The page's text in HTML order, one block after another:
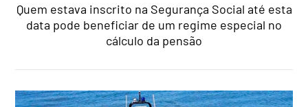
Quem estava inscrito na Segurança Social até esta
data pode beneficiar de um regime especial no
cálculo da pensão